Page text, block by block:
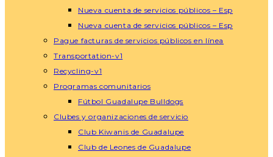
Nueva cuenta de servicios públicos – Esp
Nueva cuenta de servicios públicos – Esp
Pague facturas de servicios públicos en línea
Transportation-v1
Recycling-v1
Programas comunitarios
Fútbol Guadalupe Bulldogs
Clubes y organizaciones de servicio
Club Kiwanis de Guadalupe
Club de Leones de Guadalupe